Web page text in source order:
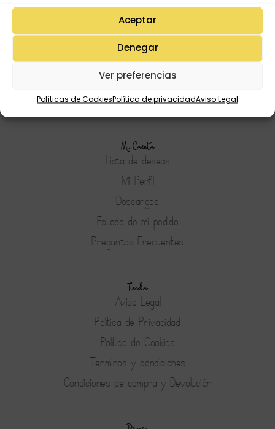
Aceptar
Denegar
Ver preferencias
Políticas de CookiesPolítica de privacidadAviso Legal
Mi Cuenta
Lista de deseos
Mi Perfil
Descargas
Estado de mi pedido
Preguntas Frecuentes
Tienda
Aviso Legal
Política de Privacidad
Política de Cookies
Terminos y condiciones
Condiciones de compra y Devolución